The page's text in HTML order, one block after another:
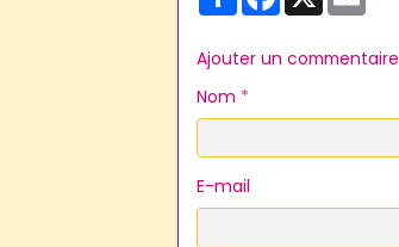
Ajouter un commentaire
Nom
E-mail